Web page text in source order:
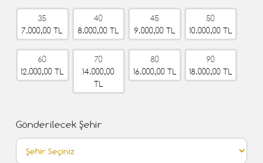
35
7.000,00 TL
40
8.000,00 TL
45
9.000,00 TL
50
10.000,00 TL
60
12.000,00 TL
70
14.000,00
TL
80
16.000,00 TL
90
18.000,00 TL
Gönderilecek Şehir